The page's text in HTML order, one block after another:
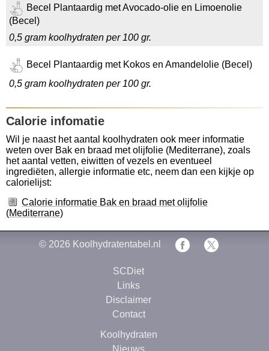
Becel Plantaardig met Avocado-olie en Limoenolie
(Becel)
0,5 gram koolhydraten per 100 gr.
Becel Plantaardig met Kokos en Amandelolie (Becel)
0,5 gram koolhydraten per 100 gr.
Calorie infomatie
Wil je naast het aantal koolhydraten ook meer informatie
weten over Bak en braad met olijfolie (Mediterrane), zoals
het aantal vetten, eiwitten of vezels en eventueel
ingrediëten, allergie informatie etc, neem dan een kijkje op
calorielijst:
Calorie informatie Bak en braad met olijfolie
(Mediterrane)
© 2026 Koolhydratentabel.nl
SCDiet
Links
Disclaimer
Contact
Koolhydraten
Nieuws